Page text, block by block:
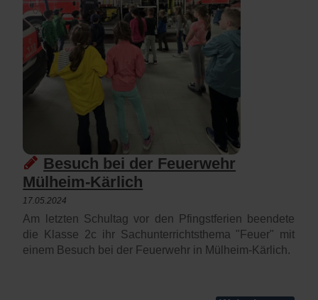
Besuch bei der Feuerwehr
Mülheim-Kärlich
17.05.2024
Am letzten Schultag vor den Pfingstferien beendete
die Klasse 2c ihr Sachunterrichtsthema "Feuer" mit
einem Besuch bei der Feuerwehr in Mülheim-Kärlich.